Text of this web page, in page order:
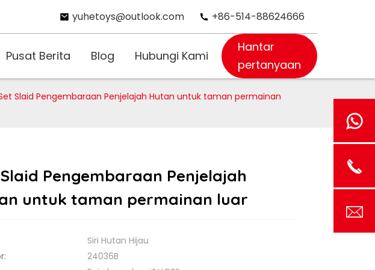
yuhetoys@outlook.com +86-514-88624666
Pusat Berita Blog Hubungi Kami
Hantar
pertanyaan
Slaid Pengembaraan Penjelajah Hutan untuk taman permainan
Pengembaraan Penjelajah
untuk taman permainan luar
Siri Hutan Hijau
24036B